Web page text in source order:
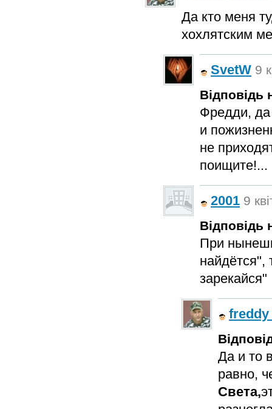
Да кто меня
хохлятским
SvetW 9
Відповідь
Фредди,
и
не
поищите!...
2001 9
Відповідь
При
найдётся",
зарекайся"
Да и то
равно,
Света,